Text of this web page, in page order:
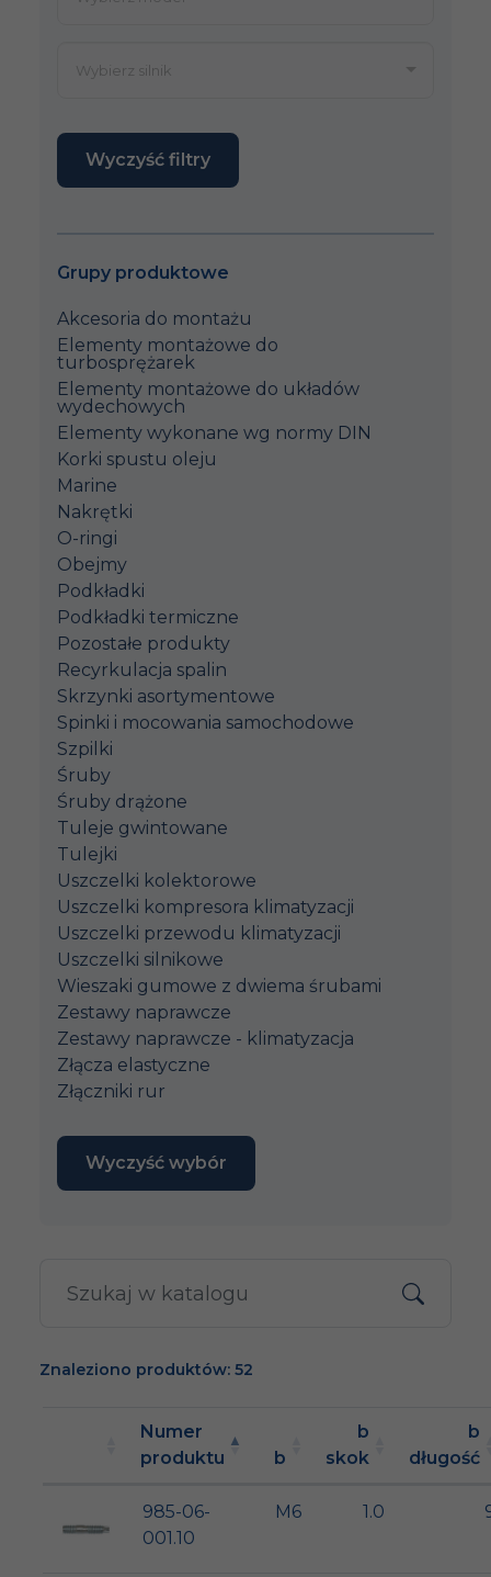
Wyczyść filtry
Grupy produktowe
Akcesoria do montażu
Elementy montażowe do
turbosprężarek
Elementy montażowe do układów
wydechowych
Elementy wykonane wg normy DIN
Korki spustu oleju
Marine
Nakrętki
O-ringi
Obejmy
Podkładki
Podkładki termiczne
Pozostałe produkty
Recyrkulacja spalin
Skrzynki asortymentowe
Spinki i mocowania samochodowe
Szpilki
Śruby
Śruby drążone
Tuleje gwintowane
Tulejki
Uszczelki kolektorowe
Uszczelki kompresora klimatyzacji
Uszczelki przewodu klimatyzacji
Uszczelki silnikowe
Wieszaki gumowe z dwiema śrubami
Zestawy naprawcze
Zestawy naprawcze - klimatyzacja
Złącza elastyczne
Złączniki rur
Wyczyść wybór
Znaleziono produktów: 52
Numer
produktu
b
b
skok
b
długość
985-06-
001.10
M6 1.0